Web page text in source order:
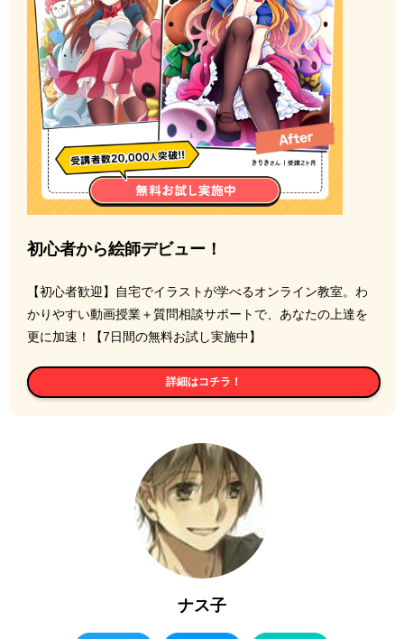
初心者から絵師デビュー！
【初心者歓迎】自宅でイラストが学べるオンライン教室。わ
かりやすい動画授業＋質問相談サポートで、あなたの上達を
更に加速！【7日間の無料お試し実施中】
詳細はコチラ！
ナス子